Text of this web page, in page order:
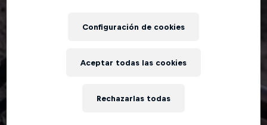
Configuración de cookies
Rechazarlas todas
Aceptar todas las cookies